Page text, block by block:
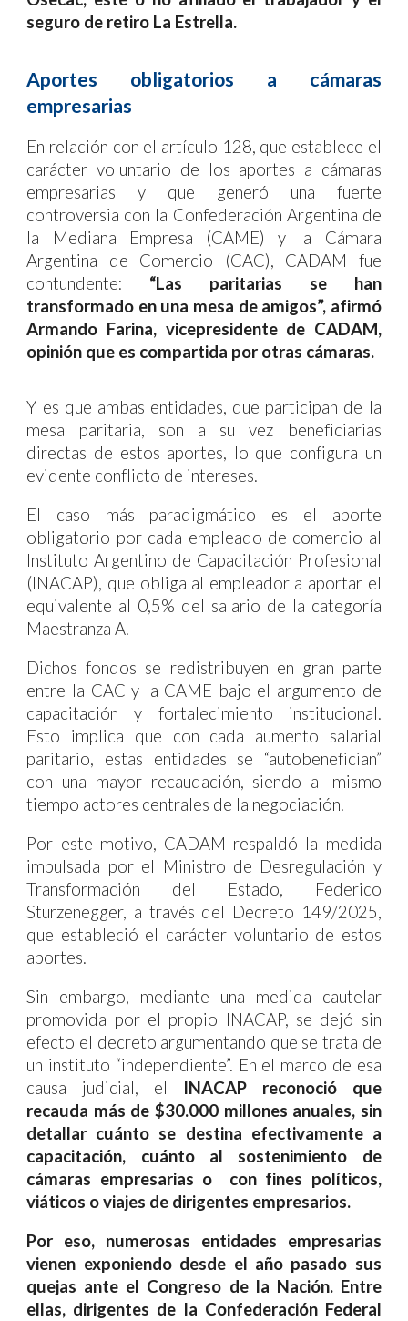
seguro de retiro La Estrella.
Aportes obligatorios a cámaras
empresarias
En relación con el artículo 128, que establece el
carácter voluntario de los aportes a cámaras
empresarias y que generó una fuerte
controversia con la Confederación Argentina de
la Mediana Empresa (CAME) y la Cámara
Argentina de Comercio (CAC), CADAM fue
contundente: “Las paritarias se han
transformado en una mesa de amigos”, afirmó
Armando Farina, vicepresidente de CADAM,
opinión que es compartida por otras cámaras.
Y es que ambas entidades, que participan de la
mesa paritaria, son a su vez beneficiarias
directas de estos aportes, lo que configura un
evidente conflicto de intereses.
El caso más paradigmático es el aporte
obligatorio por cada empleado de comercio al
Instituto Argentino de Capacitación Profesional
(INACAP), que obliga al empleador a aportar el
equivalente al 0,5% del salario de la categoría
Maestranza A.
Dichos fondos se redistribuyen en gran parte
entre la CAC y la CAME bajo el argumento de
capacitación y fortalecimiento institucional.
Esto implica que con cada aumento salarial
paritario, estas entidades se “autobenefician”
con una mayor recaudación, siendo al mismo
tiempo actores centrales de la negociación.
Por este motivo, CADAM respaldó la medida
impulsada por el Ministro de Desregulación y
Transformación del Estado, Federico
Sturzenegger, a través del Decreto 149/2025,
que estableció el carácter voluntario de estos
aportes.
Sin embargo, mediante una medida cautelar
promovida por el propio INACAP, se dejó sin
efecto el decreto argumentando que se trata de
un instituto “independiente”. En el marco de esa
causa judicial, el INACAP reconoció que
recauda más de $30.000 millones anuales, sin
detallar cuánto se destina efectivamente a
capacitación, cuánto al sostenimiento de
cámaras empresarias o con fines políticos,
viáticos o viajes de dirigentes empresarios.
Por eso, numerosas entidades empresarias
vienen exponiendo desde el año pasado sus
quejas ante el Congreso de la Nación. Entre
ellas, dirigentes de la Confederación Federal